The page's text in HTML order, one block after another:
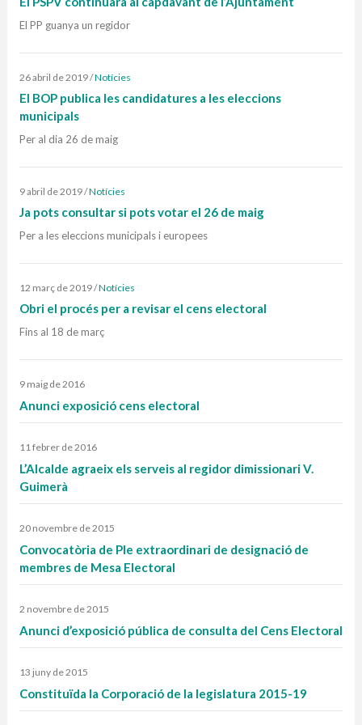
El PP guanya un regidor
26 abril de 2019/Notícies
El BOP publica les candidatures a les eleccions
municipals
Per al dia 26 de maig
9 abril de 2019/Notícies
Ja pots consultar si pots votar el 26 de maig
Per a les eleccions municipals i europees
12 març de 2019/Notícies
Obri el procés per a revisar el cens electoral
Fins al 18 de març
9 maig de 2016
Anunci exposició cens electoral
11 febrer de 2016
L’Alcalde agraeix els serveis al regidor dimissionari V.
Guimerà
20 novembre de 2015
Convocatòria de Ple extraordinari de designació de
membres de Mesa Electoral
2 novembre de 2015
Anunci d’exposició pública de consulta del Cens Electoral
13 juny de 2015
Constituïda la Corporació de la legislatura 2015-19